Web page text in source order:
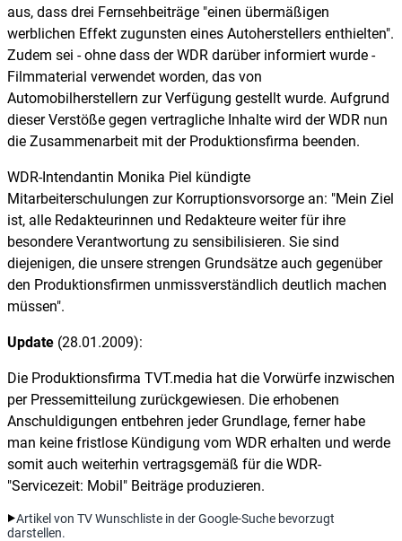
aus, dass drei Fernsehbeiträge "einen übermäßigen
werblichen Effekt zugunsten eines Autoherstellers enthielten".
Zudem sei - ohne dass der WDR darüber informiert wurde -
Filmmaterial verwendet worden, das von
Automobilherstellern zur Verfügung gestellt wurde. Aufgrund
dieser Verstöße gegen vertragliche Inhalte wird der WDR nun
die Zusammenarbeit mit der Produktionsfirma beenden.
WDR-Intendantin Monika Piel kündigte
Mitarbeiterschulungen zur Korruptionsvorsorge an: "Mein Ziel
ist, alle Redakteurinnen und Redakteure weiter für ihre
besondere Verantwortung zu sensibilisieren. Sie sind
diejenigen, die unsere strengen Grundsätze auch gegenüber
den Produktionsfirmen unmissverständlich deutlich machen
müssen".
Update (28.01.2009):
Die Produktionsfirma TVT.media hat die Vorwürfe inzwischen
per Pressemitteilung zurückgewiesen. Die erhobenen
Anschuldigungen entbehren jeder Grundlage, ferner habe
man keine fristlose Kündigung vom WDR erhalten und werde
somit auch weiterhin vertragsgemäß für die WDR-
"Servicezeit: Mobil" Beiträge produzieren.
Artikel von TV Wunschliste in der Google-Suche bevorzugt
darstellen.